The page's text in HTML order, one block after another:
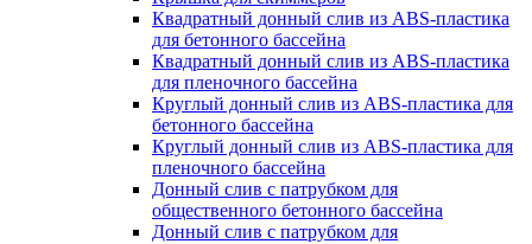
Квадратный донный слив из ABS-пластика
для бетонного бассейна
Квадратный донный слив из ABS-пластика
для пленочного бассейна
Круглый донный слив из ABS-пластика для
бетонного бассейна
Круглый донный слив из ABS-пластика для
пленочного бассейна
Донный слив с патрубком для
общественного бетонного бассейна
Донный слив с патрубком для